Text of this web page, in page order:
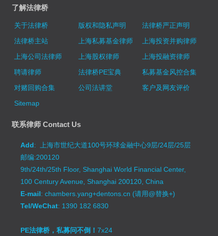
了解法律桥
关于法律桥 版权和隐私声明
法律桥严正声明
法律桥主站
上海私募基金律师
上海投资并购律师
上海公司法律师
上海股权律师
上海投融资律师
聘请律师
法律桥PE宝典
私募基金风控合集
对赌回购合集
公司法讲堂
客户及网友评价
Sitemap
联系律师 Contact Us
Add: 上海市世纪大道100号环球金融中心9层/24层/25层
邮编:200120
9th/24th/25th Floor, Shanghai World Financial Center,
100 Century Avenue, Shanghai 200120, China
E-mail: chambers.yang+dentons.cn (请用@替换+)
Tel/WeChat: 1390 182 6830
PE法律桥，私募问不倒！7x24